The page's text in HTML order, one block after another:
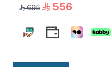
556
695